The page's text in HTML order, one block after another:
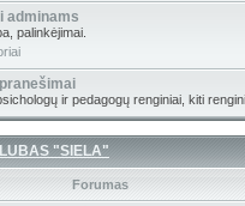
adminams
palinkėjimai.
ir pedagogų renginiai, kiti
"SIELA"
Forumas